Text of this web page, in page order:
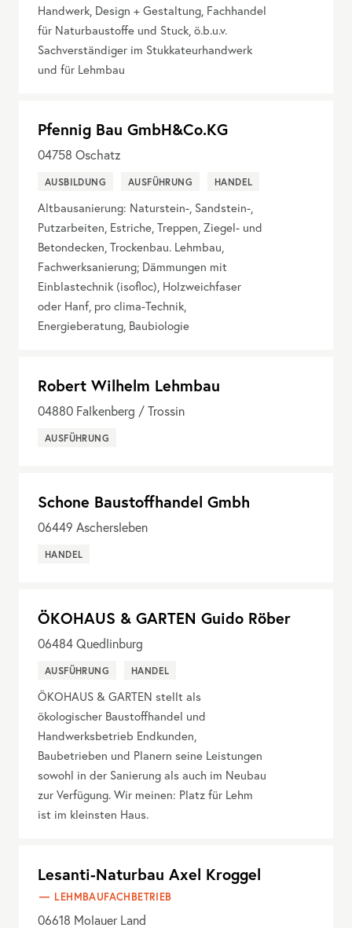
Handwerk, Design + Gestaltung, Fachhandel
für Naturbaustoffe und Stuck, ö.b.u.v.
Sachverständiger im Stukkateurhandwerk
und für Lehmbau
Pfennig Bau GmbH&Co.KG
04758 Oschatz
AUSBILDUNG AUSFÜHRUNG HANDEL
Altbausanierung: Naturstein-, Sandstein-,
Putzarbeiten, Estriche, Treppen, Ziegel- und
Betondecken, Trockenbau. Lehmbau,
Fachwerksanierung; Dämmungen mit
Einblastechnik (isofloc), Holzweichfaser
oder Hanf, pro clima-Technik,
Energieberatung, Baubiologie
Robert Wilhelm Lehmbau
04880 Falkenberg / Trossin
AUSFÜHRUNG
Schone Baustoffhandel Gmbh
06449 Aschersleben
HANDEL
ÖKOHAUS & GARTEN Guido Röber
06484 Quedlinburg
AUSFÜHRUNG HANDEL
ÖKOHAUS & GARTEN stellt als
ökologischer Baustoffhandel und
Handwerksbetrieb Endkunden,
Baubetrieben und Planern seine Leistungen
sowohl in der Sanierung als auch im Neubau
zur Verfügung. Wir meinen: Platz für Lehm
ist im kleinsten Haus.
Lesanti-Naturbau Axel Kroggel
LEHMBAUFACHBETRIEB
06618 Molauer Land